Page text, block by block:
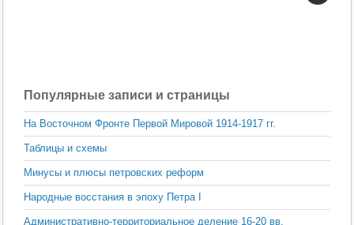
Популярные записи и страницы
На Восточном Фронте Первой Мировой 1914-1917 гг.
Таблицы и схемы
Минусы и плюсы петровских реформ
Народные восстания в эпоху Петра I
Административно-территориальное деление 16-20 вв.